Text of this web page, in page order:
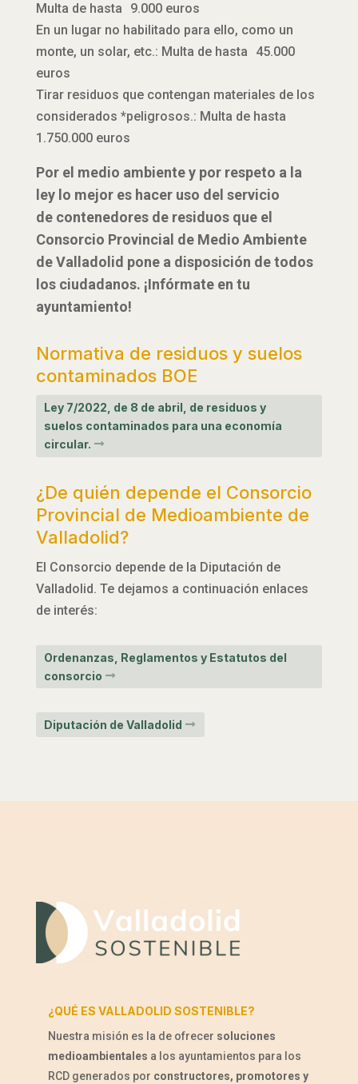
Multa de hasta 9.000 euros
En un lugar no habilitado para ello, como un
monte, un solar, etc.: Multa de hasta 45.000
euros
Tirar residuos que contengan materiales de los
considerados *peligrosos.: Multa de hasta
1.750.000 euros
Por el medio ambiente y por respeto a la
ley lo mejor es hacer uso del servicio
de contenedores de residuos que el
Consorcio Provincial de Medio Ambiente
de Valladolid pone a disposición de todos
los ciudadanos. ¡Infórmate en tu
ayuntamiento!
Normativa de residuos y suelos
contaminados BOE
Ley 7/2022, de 8 de abril, de residuos y
suelos contaminados para una economía
circular.
¿De quién depende el Consorcio
Provincial de Medioambiente de
Valladolid?
El Consorcio depende de la Diputación de
Valladolid. Te dejamos a continuación enlaces
de interés:
Ordenanzas, Reglamentos y Estatutos del
consorcio
Diputación de Valladolid
¿QUÉ ES VALLADOLID SOSTENIBLE?
Nuestra misión es la de ofrecer soluciones
medioambientales a los ayuntamientos para los
RCD generados por constructores, promotores y